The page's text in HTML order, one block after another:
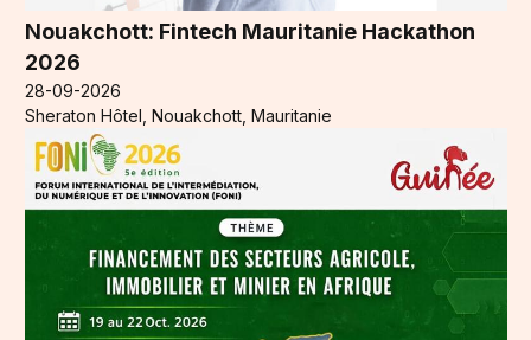
Nouakchott: Fintech Mauritanie Hackathon
2026
28-09-2026
Sheraton Hôtel, Nouakchott, Mauritanie